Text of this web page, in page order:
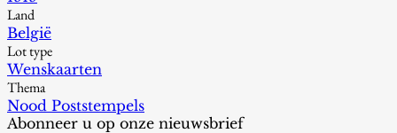
Land
België
Lot type
Wenskaarten
Thema
Nood Poststempels
Abonneer u op onze nieuwsbrief